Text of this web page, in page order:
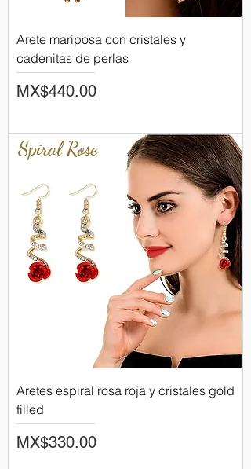
Arete mariposa con cristales y
cadenitas de perlas
Price
MX$440.00
Spiral Rose
Aretes espiral rosa roja y cristales gold
filled
Price
MX$330.00